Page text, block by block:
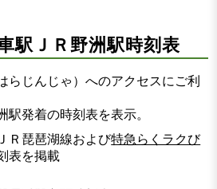
駅ＪＲ野洲駅時刻表
らじんじゃ）へのアクセスにご利
駅発着の時刻表を表示。
Ｒ琵琶湖線および特急らくラクび
表を掲載